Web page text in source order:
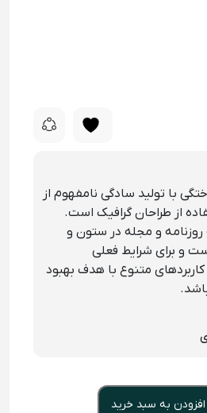
با تولید سادگی نامفهوم از
از طراحان گرافیک است.
روزنامه و مجله در ستون و
و برای شرایط فعلی
کاربردهای متنوع با هدف بهبود
افزودن به سبد خرید